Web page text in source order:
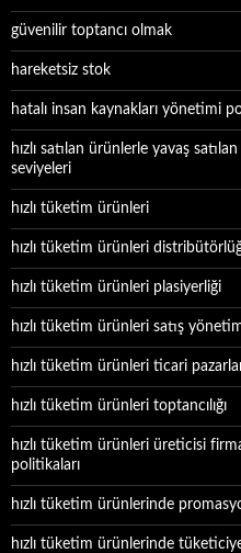
güvenilir toptancı olmak
hareketsiz stok
hatalı insan kaynakları yönetimi
hızlı satılan ürünlerle yavaş
seviyeleri
hızlı tüketim ürünleri
hızlı tüketim ürünleri
hızlı tüketim ürünleri plasiyerliği
hızlı tüketim ürünleri satış
hızlı tüketim ürünleri ticari
hızlı tüketim ürünleri toptancılığı
hızlı tüketim ürünleri üreticisi
politikaları
hızlı tüketim ürünlerinde
hızlı tüketim ürünlerinde